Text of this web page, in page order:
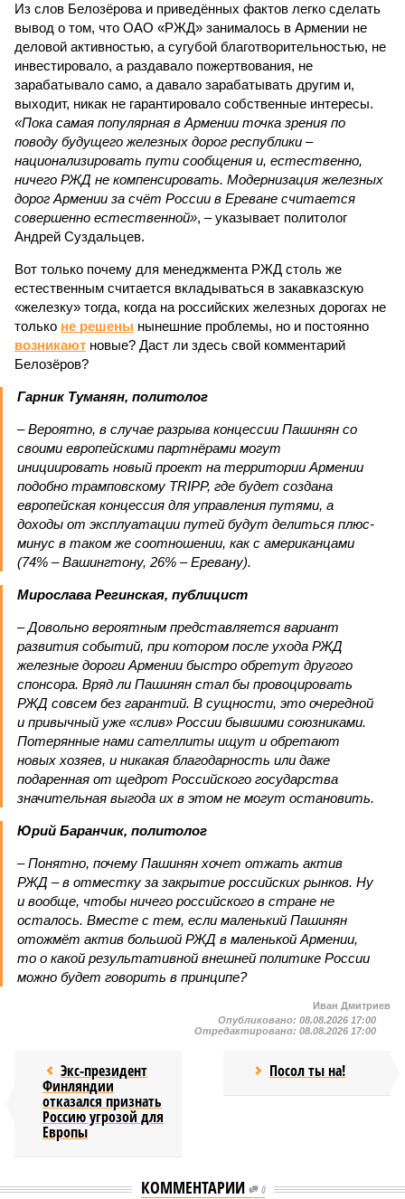
Из слов Белозёрова и приведённых фактов легко сделать
вывод о том, что ОАО «РЖД» занималось в Армении не
деловой активностью, а сугубой благотворительностью, не
инвестировало, а раздавало пожертвования, не
зарабатывало само, а давало зарабатывать другим и,
выходит, никак не гарантировало собственные интересы.
«Пока самая популярная в Армении точка зрения по
поводу будущего железных дорог рес­публики –
национализировать пути сообщения и, естественно,
ничего РЖД не компенсировать. Модернизация железных
дорог Армении за счёт России в Ереване считается
совершенно естественной», – указывает политолог
Андрей Суздальцев.
Вот только почему для менеджмента РЖД столь же
естественным считается вкладываться в закавказскую
«железку» тогда, когда на российских железных дорогах не
только не решены нынешние проблемы, но и постоянно
возникают новые? Даст ли здесь свой комментарий
Белозёров?
Гарник Туманян, политолог
– Вероятно, в случае разрыва концессии Пашинян со
своими европейскими партнёрами могут
инициировать новый проект на территории Армении
подобно трамповскому TRIPP, где будет создана
европейская концессия для управления путями, а
доходы от эксплуатации путей будут делиться плюс-
минус в таком же соотношении, как с американцами
(74% – Вашингтону, 26% – Еревану).
Мирослава Регинская, публицист
– Довольно вероятным представляется вариант
развития событий, при котором после ухода РЖД
железные дороги Армении быстро обретут другого
спонсора. Вряд ли Пашинян стал бы провоцировать
РЖД совсем без гарантий. В сущности, это очередной
и привычный уже «слив» России бывшими союзниками.
Потерянные нами сателлиты ищут и обретают
новых хозяев, и никакая благодарность или даже
подаренная от щедрот Российского государства
значительная выгода их в этом не могут остановить.
Юрий Баранчик, политолог
– Понятно, почему Пашинян хочет отжать актив
РЖД – в отместку за закрытие российских рынков. Ну
и вообще, чтобы ничего российского в стране не
осталось. Вместе с тем, если маленький Пашинян
отожмёт актив большой РЖД в маленькой Армении,
то о какой результативной внешней политике России
можно будет говорить в принципе?
Иван Дмитриев
Опубликовано: 08.08.2026 17:00
Отредактировано: 08.08.2026 17:00
Экс-президент
Финляндии
отказался признать
Россию угрозой для
Европы
Посол ты на!
КОММЕНТАРИИ 0